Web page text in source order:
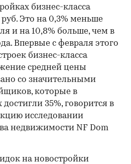
бизнес-класса
руб. Это на 0,3% меньше
и на 10,8% больше, чем в
Впервые с февраля этого
бизнес-класса
средней цены
со значительными
которые в
35%, говорится в
исследовании
недвижимости NF Dom
на новостройки